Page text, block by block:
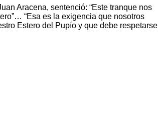
Aracena, sentenció: “Este tranque nos
“Esa es la exigencia que nosotros
Estero del Pupío y que debe respetarse